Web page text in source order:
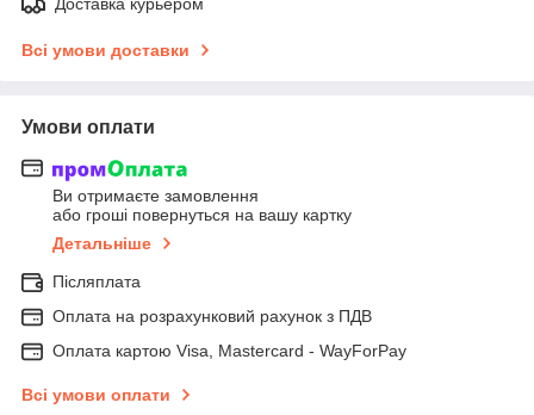
Всі умови доставки
Умови оплати
Ви отримаєте замовлення
або гроші повернуться на вашу картку
Детальніше
Післяплата
Оплата на розрахунковий рахунок з ПДВ
Оплата картою Visa, Mastercard - WayForPay
Всі умови оплати